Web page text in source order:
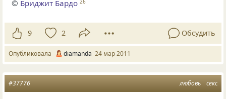
© Бриджит Бардо 26
9 2 Обсудить
Опубликовала diamanda 24 мар 2011
любовь секс
#37776